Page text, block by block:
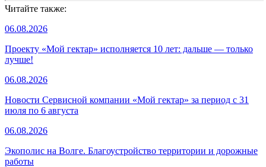
Читайте также:
06.08.2026
Проекту «Мой гектар» исполняется 10 лет: дальше — только
лучше!
06.08.2026
Новости Сервисной компании «Мой гектар» за период с 31
июля по 6 августа
06.08.2026
Экополис на Волге. Благоустройство территории и дорожные
работы